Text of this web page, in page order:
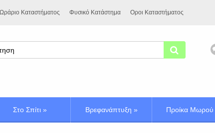
Ωράριο Καταστήματος Φυσικό Κατάστημα Οροι Καταστήματος
Στο Σπίτι » Βρεφανάπτυξη » Προίκα Μωρού